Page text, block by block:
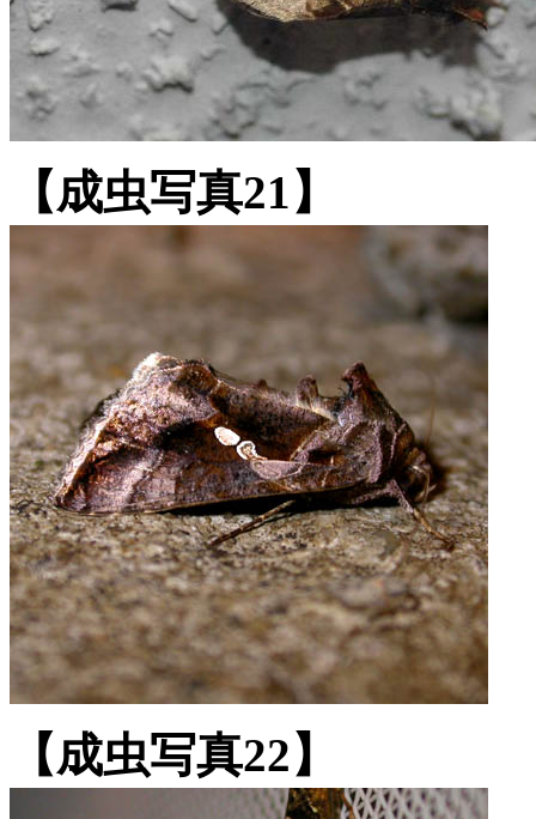
【成虫写真21】
【成虫写真22】